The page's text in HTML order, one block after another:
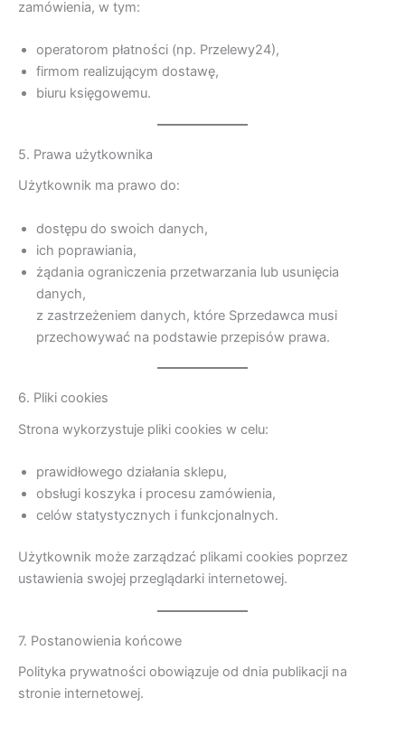
zamówienia, w tym:
operatorom płatności (np. Przelewy24),
firmom realizującym dostawę,
biuru księgowemu.
5. Prawa użytkownika
Użytkownik ma prawo do:
dostępu do swoich danych,
ich poprawiania,
żądania ograniczenia przetwarzania lub usunięcia
danych,
z zastrzeżeniem danych, które Sprzedawca musi
przechowywać na podstawie przepisów prawa.
6. Pliki cookies
Strona wykorzystuje pliki cookies w celu:
prawidłowego działania sklepu,
obsługi koszyka i procesu zamówienia,
celów statystycznych i funkcjonalnych.
Użytkownik może zarządzać plikami cookies poprzez
ustawienia swojej przeglądarki internetowej.
7. Postanowienia końcowe
Polityka prywatności obowiązuje od dnia publikacji na
stronie internetowej.